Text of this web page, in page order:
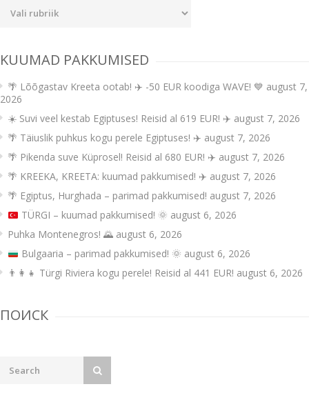
KUUMAD PAKKUMISED
🌴 Lõõgastav Kreeta ootab! ✈️ -50 EUR koodiga WAVE! 💙 august 7,
2026
☀️ Suvi veel kestab Egiptuses! Reisid al 619 EUR! ✈️ august 7, 2026
🌴 Täiuslik puhkus kogu perele Egiptuses! ✈️ august 7, 2026
🌴 Pikenda suve Küprosel! Reisid al 680 EUR! ✈️ august 7, 2026
🌴 KREEKA, KREETA: kuumad pakkumised! ✈️ august 7, 2026
🌴 Egiptus, Hurghada – parimad pakkumised! august 7, 2026
TÜRGI – kuumad pakkumised! 🌞 august 6, 2026
Puhka Montenegros! 🌄 august 6, 2026
Bulgaaria – parimad pakkumised! 🌞 august 6, 2026
👨‍👩‍👧 Türgi Riviera kogu perele! Reisid al 441 EUR! august 6, 2026
ПОИСК